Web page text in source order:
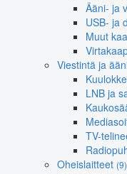
Ääni- ja
USB- ja
Muut
Viestintä ja
LNB ja
TV-
Oheislaitteet (9)